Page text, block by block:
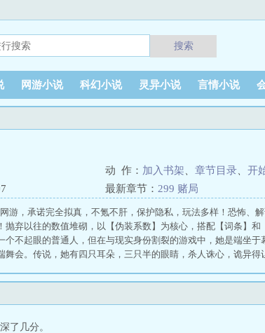
搜索
网游小说 科幻小说 灵异小说 言情小说
动 作： 加入书架 章节目录
开
最新章节： 299 赌局
网游，承诺完全拟真，不氪不肝，保护隐私，玩法多样！恐怖
抛弃以往的数值堆砌，以【伪装系数】为核心，搭配【词条】
个不起眼的普通人，但在与现实身份割裂的游戏中，她是端坐
舞会。传说，她有四只耳朵，三只半的眼睛，杀人诛心，诡异得
初游荡于不夜城，辗转多地，最终得到机械至高者“先知”的觐
了几分。